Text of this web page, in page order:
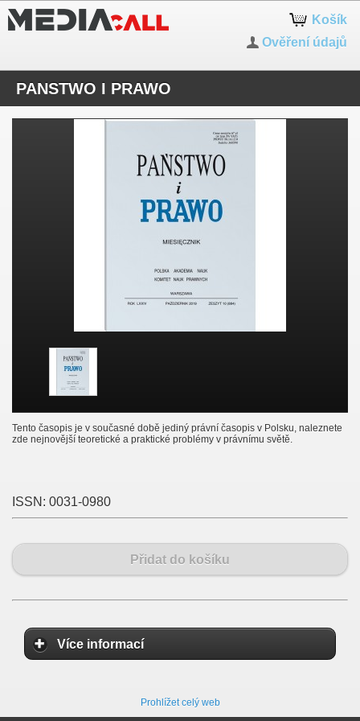
Košík
Ověření údajů
PANSTWO I PRAWO
Tento časopis je v současné době jediný právní časopis v Polsku, naleznete
zde nejnovější teoretické a praktické problémy v právnímu světě.
ISSN: 0031-0980
Přidat do košíku
Více informací
Prohlížet celý web